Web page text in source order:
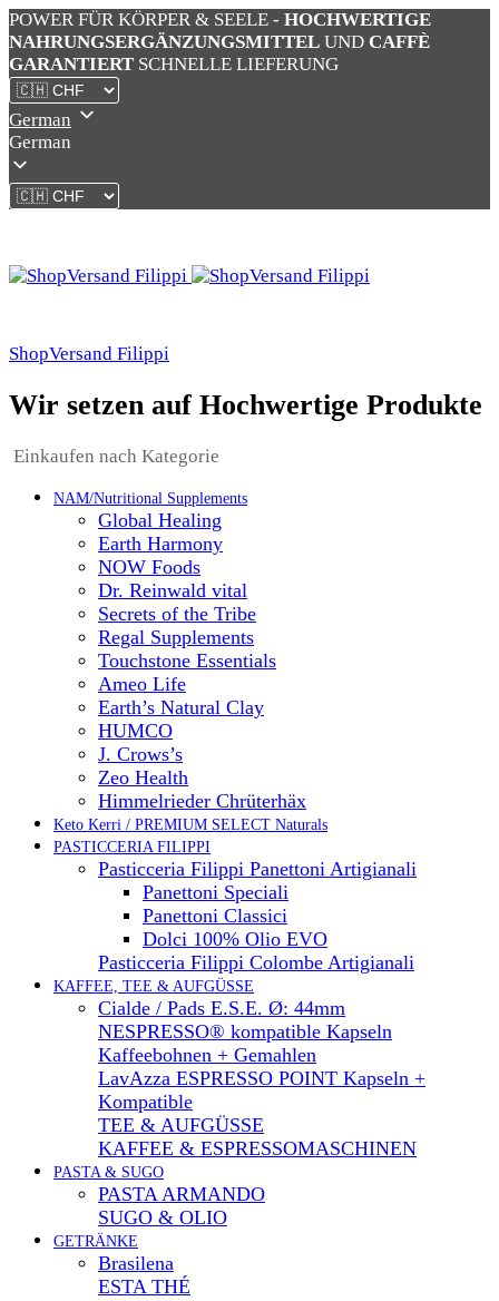
POWER FÜR KÖRPER & SEELE - HOCHWERTIGE
NAHRUNGSERGÄNZUNGSMITTEL UND CAFFÈ
GARANTIERT SCHNELLE LIEFERUNG
German
German
ShopVersand Filippi
Wir setzen auf Hochwertige Produkte
Einkaufen nach Kategorie
NAM/Nutritional Supplements
Global Healing
Earth Harmony
NOW Foods
Dr. Reinwald vital
Secrets of the Tribe
Regal Supplements
Touchstone Essentials
Ameo Life
Earth’s Natural Clay
HUMCO
J. Crows’s
Zeo Health
Himmelrieder Chrüterhäx
Keto Kerri / PREMIUM SELECT Naturals
PASTICCERIA FILIPPI
Pasticceria Filippi Panettoni Artigianali
Panettoni Speciali
Panettoni Classici
Dolci 100% Olio EVO
Pasticceria Filippi Colombe Artigianali
KAFFEE, TEE & AUFGÜSSE
Cialde / Pads E.S.E. Ø: 44mm
NESPRESSO® kompatible Kapseln
Kaffeebohnen + Gemahlen
LavAzza ESPRESSO POINT Kapseln +
Kompatible
TEE & AUFGÜSSE
KAFFEE & ESPRESSOMASCHINEN
PASTA & SUGO
PASTA ARMANDO
SUGO & OLIO
GETRÄNKE
Brasilena
ESTA THÉ